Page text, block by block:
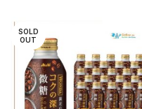
SOLD
OUT